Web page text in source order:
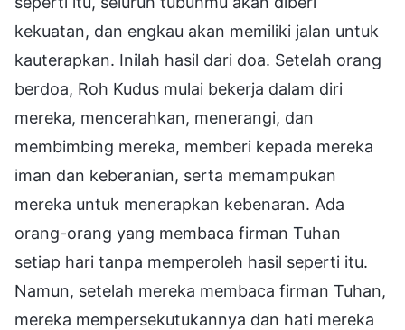
kekuatan, dan engkau akan memiliki jalan untuk
kauterapkan. Inilah hasil dari doa. Setelah orang
berdoa, Roh Kudus mulai bekerja dalam diri
mereka, mencerahkan, menerangi, dan
membimbing mereka, memberi kepada mereka
iman dan keberanian, serta memampukan
mereka untuk menerapkan kebenaran. Ada
orang-orang yang membaca firman Tuhan
setiap hari tanpa memperoleh hasil seperti itu.
Namun, setelah mereka membaca firman Tuhan,
mereka mempersekutukannya dan hati mereka